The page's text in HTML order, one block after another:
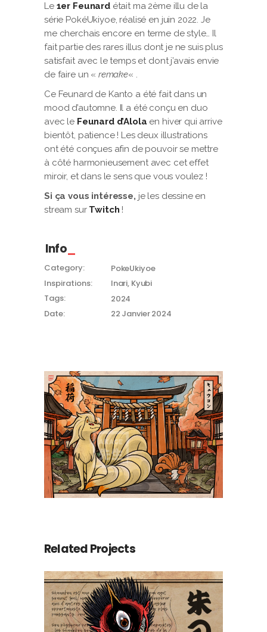
Le 1er Feunardétait ma 2ème illu de la
série PokéUkiyoe, réalisé en juin 2022. Je
me cherchais encore en terme de style… Il
fait partie des rares illus dont je ne suis plus
satisfait avec le temps et dont j’avais envie
de faire un « remake« .
Ce Feunard de Kanto a été fait dans un
mood d’automne. Il a été conçu en duo
avec le Feunard d’Alola en hiver qui arrive
bientôt, patience ! Les deux illustrations
ont été conçues afin de pouvoir se mettre
à côté harmonieusement avec cet effet
miroir, et dans le sens que vous voulez !
Si ça vous intéresse, je les dessine en
stream sur Twitch !
Info
Category:
PokeUkiyoe
Inspirations:
Inari, Kyubi
Tags:
2024
Date:
22 Janvier 2024
Related Projects